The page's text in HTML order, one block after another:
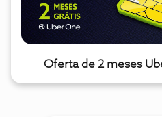
Oferta de 2 meses